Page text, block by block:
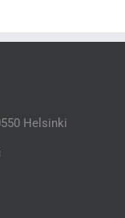
Helsinki